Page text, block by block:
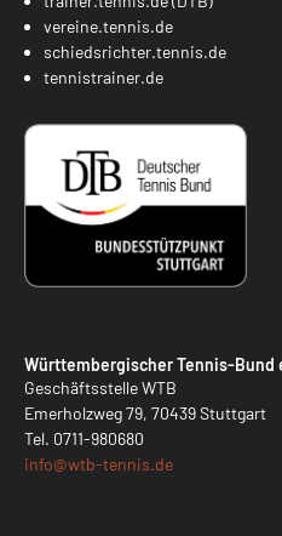
vereine.tennis.de
schiedsrichter.tennis.de
tennistrainer.de
Württembergischer Tennis-Bund
Geschäftsstelle WTB
Emerholzweg 79, 70439 Stuttgart
Tel. 0711-980680
info@wtb-tennis.de